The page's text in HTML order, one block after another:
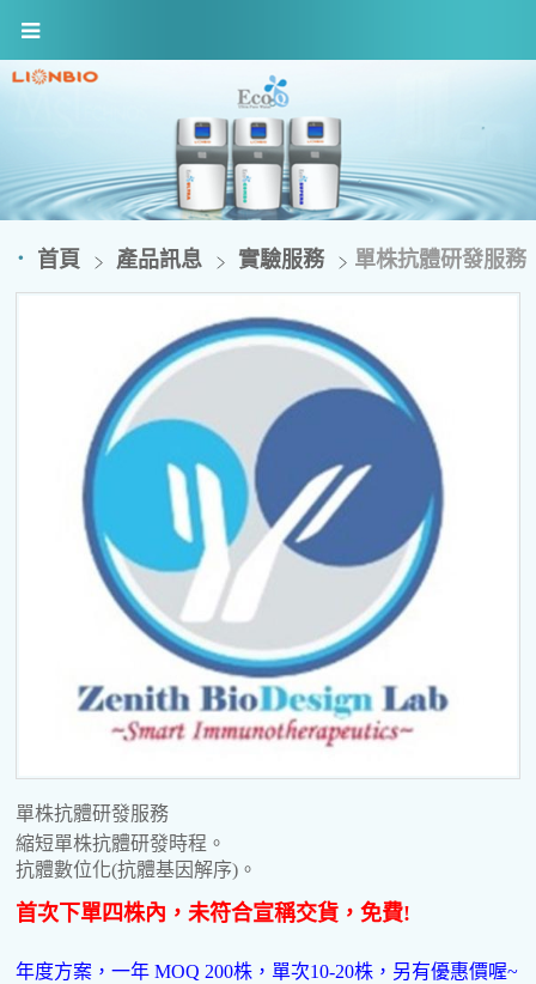
首頁 產品訊息 實驗服務 單株抗體研發服務
單株抗體研發服務
縮短單株抗體研發時程。
抗體數位化(抗體基因解序)。
首次下單四株內，未符合宣稱交貨，免費!
年度方案，一年 MOQ 200株，單次10-20株，另有優惠價喔~